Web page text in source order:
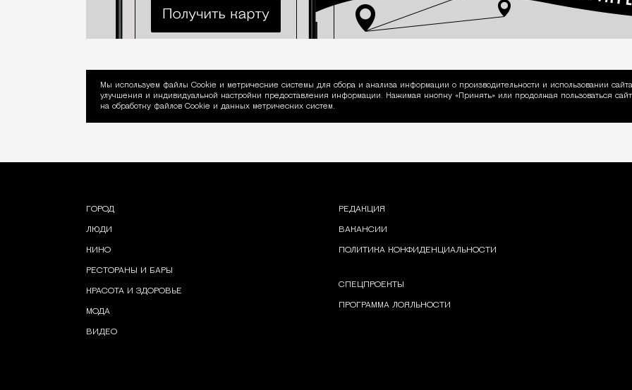
Уведомление об использовании Cookie
Мы используем файлы Сookie и метрические системы для сбора и анализа информации о производительности и использовании
улучшения и индивидуальной настройки предоставления информации. Нажимая кнопку «Принять» или продолжая пользоваться
на обработку файлов Cookie и данных метрических систем.
ГОРОД
ЛЮДИ
КИНО
РЕСТОРАНЫ И БАРЫ
КРАСОТА И ЗДОРОВЬЕ
МОДА
ВИДЕО
РЕДАКЦИЯ
ВАКАНСИИ
ПОЛИТИКА КОНФИДЕНЦИАЛЬНОСТИ
СПЕЦПРОЕКТЫ
ПРОГРАММА ЛОЯЛЬНОСТИ